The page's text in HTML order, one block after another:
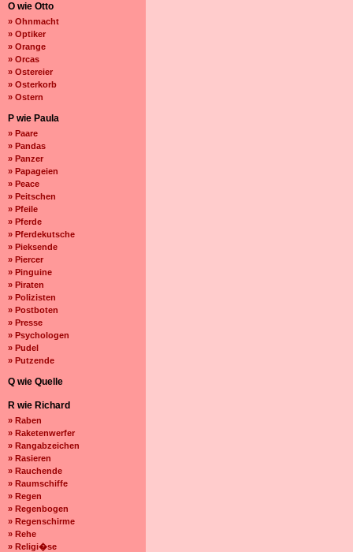
O wie Otto
» Ohnmacht
» Optiker
» Orange
» Orcas
» Ostereier
» Osterkorb
» Ostern
P wie Paula
» Paare
» Pandas
» Panzer
» Papageien
» Peace
» Peitschen
» Pfeile
» Pferde
» Pferdekutsche
» Pieksende
» Piercer
» Pinguine
» Piraten
» Polizisten
» Postboten
» Presse
» Psychologen
» Pudel
» Putzende
Q wie Quelle
R wie Richard
» Raben
» Raketenwerfer
» Rangabzeichen
» Rasieren
» Rauchende
» Raumschiffe
» Regen
» Regenbogen
» Regenschirme
» Rehe
» Religi�se